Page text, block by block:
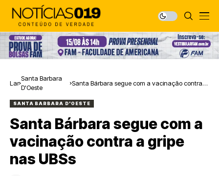
Lar
Santa Barbara
D'Oeste
Santa Bárbara segue com a vacinação contra a
SANTA BARBARA D'OESTE
Santa Bárbara segue com a
vacinação contra a gripe
nas UBSs